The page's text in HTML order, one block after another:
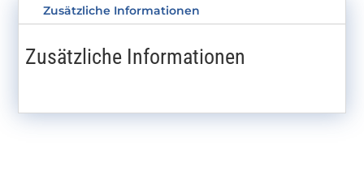
Zusätzliche Informationen
Zusätzliche Informationen